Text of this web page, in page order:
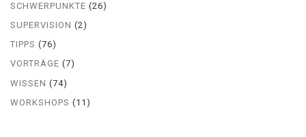
SCHWERPUNKTE (26)
SUPERVISION (2)
TIPPS (76)
VORTRÄGE (7)
WISSEN (74)
WORKSHOPS (11)